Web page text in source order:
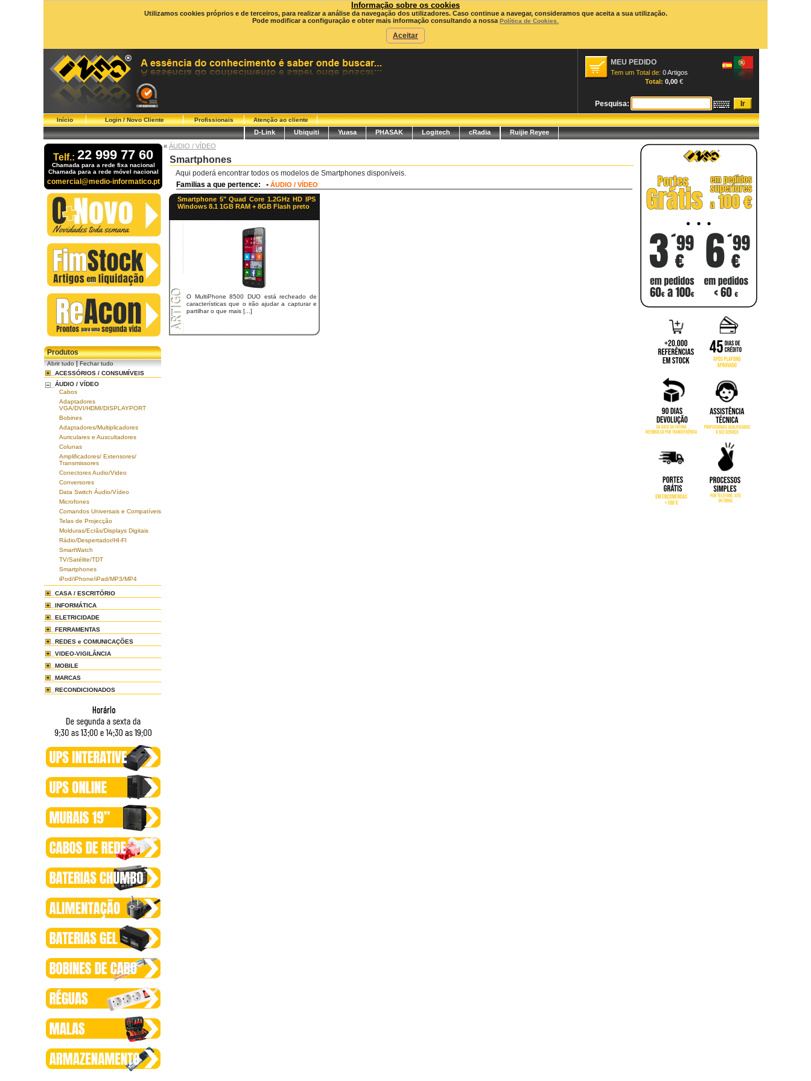
Informação sobre os cookies
Utilizamos cookies próprios e de terceiros, para realizar a análise da navegação dos utilizadores. Caso continue a navegar, consideramos que aceita a sua utilização.
Pode modificar a configuração e obter mais informação consultando a nossa Política de Cookies.
Aceitar
MEU PEDIDO
Tem um Total de: 0 Artigos
Total: 0,00 €
Pesquisa:
Início Login / Novo Cliente Profissionais Atenção ao cliente
D-Link Ubiquiti Yuasa PHASAK Logitech cRadia Ruijie Reyee
Telf.: 22 999 77 60
Chamada para a rede fixa nacional
Chamada para a rede móvel nacional
comercial@medio-informatico.pt
Produtos
Abrir tudo|Fechar tudo
ACESSÓRIOS / CONSUMÍVEIS
ÁUDIO / VÍDEO
Cabos
Adaptadores
VGA/DVI/HDMI/DISPLAYPORT
Bobines
Adaptadores/Multiplicadores
Auriculares e Auscultadores
Colunas
Amplificadores/ Extensores/
Transmissores
Conectores Audio/Video
Conversores
Data Switch Áudio/Vídeo
Microfones
Comandos Universais e Compatíveis
Telas de Projecção
Molduras/Ecrãs/Displays Digitais
Rádio/Despertador/HI-FI
SmartWatch
TV/Satélite/TDT
Smartphones
iPod/iPhone/iPad/MP3/MP4
CASA / ESCRITÓRIO
INFORMÁTICA
ELETRICIDADE
FERRAMENTAS
REDES e COMUNICAÇÕES
VIDEO-VIGILÂNCIA
MOBILE
MARCAS
RECONDICIONADOS
« ÁUDIO / VÍDEO
Smartphones
Aqui poderá encontrar todos os modelos de Smartphones disponíveis.
Familias a que pertence: • ÁUDIO / VÍDEO
Smartphone 5" Quad Core 1.2GHz HD IPS
Windows 8.1 1GB RAM + 8GB Flash preto
O MultiPhone 8500 DUO está recheado de
características que o irão ajudar a capturar e
partilhar o que mais [...]